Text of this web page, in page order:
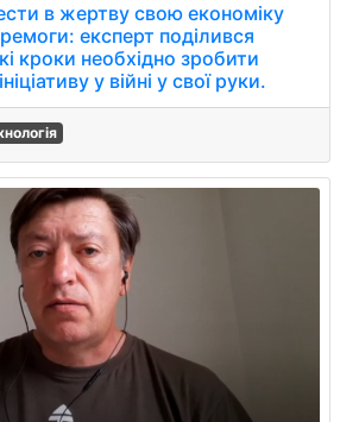
в жертву свою економіку
експерт поділився
кроки необхідно зробити
у війні у свої руки.